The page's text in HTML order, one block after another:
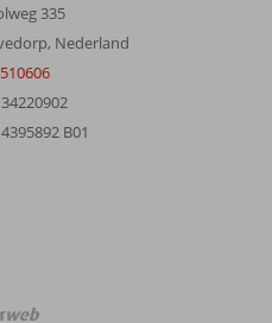
335
Nederland
B01